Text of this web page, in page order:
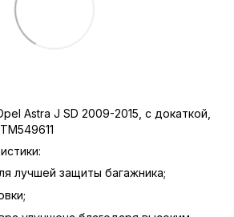
Astra J SD 2009-2015, с докаткой,
лучшей защиты багажника;